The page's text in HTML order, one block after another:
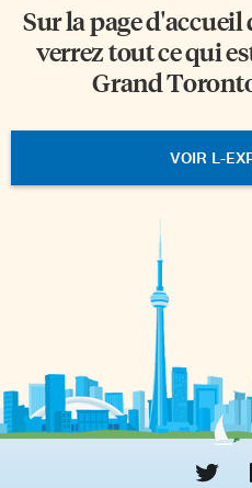
Sur la page d'accueil
verrez tout ce qui
Grand
VOIR L-